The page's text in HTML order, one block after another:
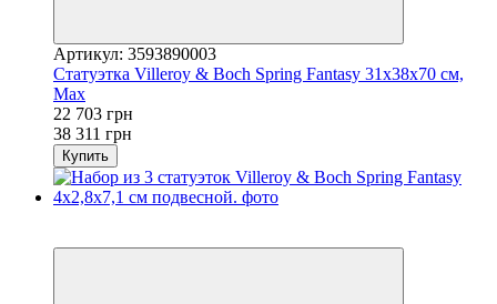
Артикул: 3593890003
Статуэтка Villeroy & Boch Spring Fantasy 31х38х70 см,
Max
22 703 грн
38 311 грн
Купить